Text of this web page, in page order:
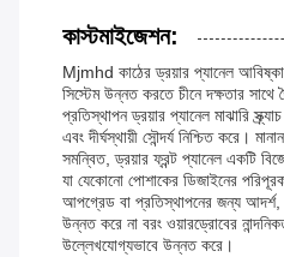
কাস্টমাইজেশন:
Mjmhd কাঠের ড্রয়ার প্যানেল
সিস্টেম উন্নত করতে চীনে দক্ষতার সাথে
প্রতিস্থাপন ড্রয়ার প্যানেল মাঝারি
এবং দীর্ঘস্থায়ী সৌন্দর্য নিশ্চিত করে।
সমন্বিত, ড্রয়ার ফ্রন্ট প্যানেল একটি
যা যেকোনো পোশাকের ডিজাইনের
আপগ্রেড বা প্রতিস্থাপনের জন্য আদর্শ,
উন্নত করে না বরং ওয়ারড্রোবের
উল্লেখযোগ্যভাবে উন্নত করে।